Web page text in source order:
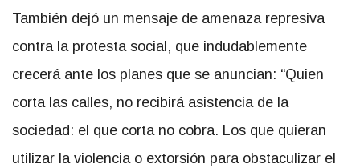
También dejó un mensaje de amenaza represiva
contra la protesta social, que indudablemente
crecerá ante los planes que se anuncian: “Quien
corta las calles, no recibirá asistencia de la
sociedad: el que corta no cobra. Los que quieran
utilizar la violencia o extorsión para obstaculizar el